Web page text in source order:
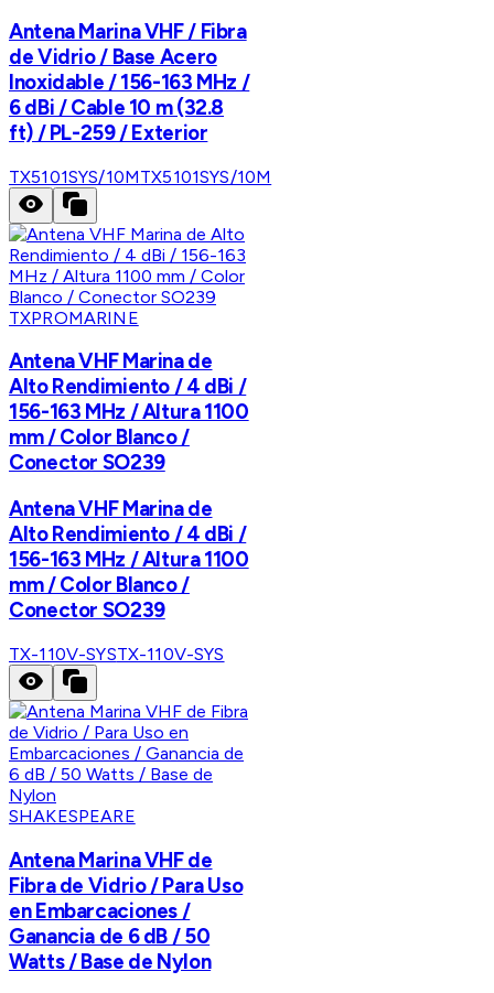
Antena Marina VHF / Fibra
de Vidrio / Base Acero
Inoxidable / 156-163 MHz /
6 dBi / Cable 10 m (32.8
ft) / PL-259 / Exterior
TX5101SYS/10MTX5101SYS/10M
TXPROMARINE
Antena VHF Marina de
Alto Rendimiento / 4 dBi /
156-163 MHz / Altura 1100
mm / Color Blanco /
Conector SO239
Antena VHF Marina de
Alto Rendimiento / 4 dBi /
156-163 MHz / Altura 1100
mm / Color Blanco /
Conector SO239
TX-110V-SYSTX-110V-SYS
SHAKESPEARE
Antena Marina VHF de
Fibra de Vidrio / Para Uso
en Embarcaciones /
Ganancia de 6 dB / 50
Watts / Base de Nylon